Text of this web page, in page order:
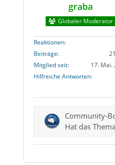
graba
Globaler Moderator
Reaktionen
Beiträge
Mitglied seit
17. Mai.
Hilfreiche Antworten
Community-
Hat das